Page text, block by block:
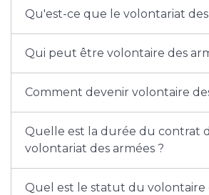
Qu'est-ce que le volontariat des
Qui peut être volontaire des
Comment devenir volontaire
Quelle est la durée du contrat
volontariat des armées ?
Quel est le statut du volontaire